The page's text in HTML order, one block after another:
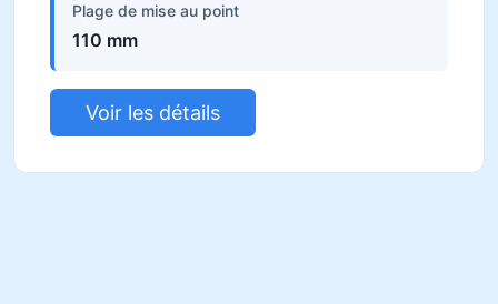
Plage de mise au point
110 mm
Voir les détails